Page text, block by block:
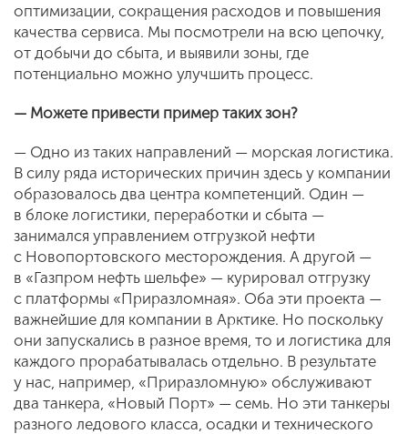
оптимизации, сокращения расходов и повышения
качества сервиса. Мы посмотрели на всю цепочку,
от добычи до сбыта, и выявили зоны, где
потенциально можно улучшить процесс.
— Можете привести пример таких зон?
— Одно из таких направлений — морская логистика.
В силу ряда исторических причин здесь у компании
образовалось два центра компетенций. Один —
в блоке логистики, переработки и сбыта —
занимался управлением отгрузкой нефти
с Новопортовского месторождения. А другой —
в «Газпром нефть шельфе» — курировал отгрузку
с платформы «Приразломная». Оба эти проекта —
важнейшие для компании в Арктике. Но поскольку
они запускались в разное время, то и логистика для
каждого прорабатывалась отдельно. В результате
у нас, например, «Приразломную» обслуживают
два танкера, «Новый Порт» — семь. Но эти танкеры
разного ледового класса, осадки и технического